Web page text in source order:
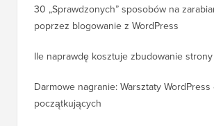
30 „Sprawdzonych” sposobów na
poprzez blogowanie z WordPress
Ile naprawdę kosztuje zbudowanie strony
Darmowe nagranie: Warsztaty WordPress
początkujących